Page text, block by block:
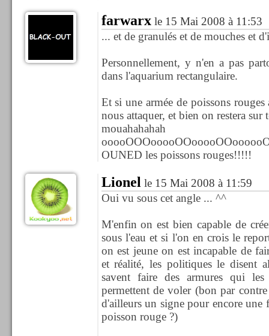
farwarxle 15 Mai 2008 à 11:53
... et de granulés et de mouches et
Personnellement, y n'en a pas
dans l'aquarium rectangulaire.
Et si une armée de poissons
nous attaquer, et bien on restera sur
mouahahahah
OUNED les poissons rouges!!!!!
Lionel le 15 Mai 2008 à 11:59
Oui vu sous cet angle ... ^^
M'enfin on est bien capable de
sous l'eau et si l'on en crois le
on est jeune on est incapable de
et réalité, les politiques le disent
savent faire des armures qui
permettent de voler (bon par
d'ailleurs un signe pour encore une
poisson rouge ?)